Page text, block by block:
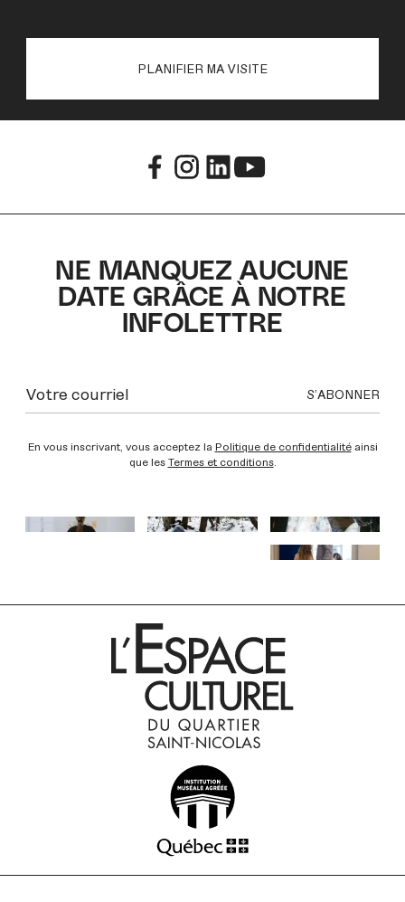
PLANIFIER MA VISITE
NE MANQUEZ AUCUNE
DATE GRÂCE À NOTRE
INFOLETTRE
En vous inscrivant, vous acceptez la Politique de confidentialitéainsi
que les Termes et conditions.